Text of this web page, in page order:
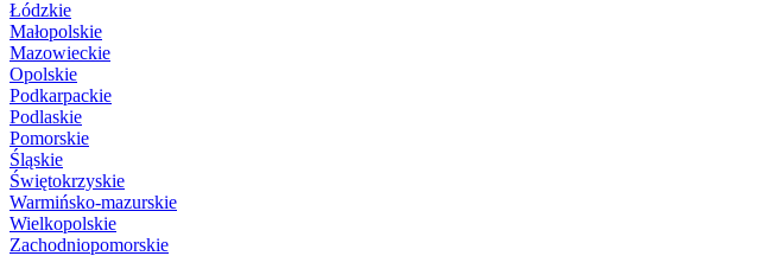
Łódzkie
Małopolskie
Mazowieckie
Opolskie
Podkarpackie
Podlaskie
Pomorskie
Śląskie
Świętokrzyskie
Warmińsko-mazurskie
Wielkopolskie
Zachodniopomorskie